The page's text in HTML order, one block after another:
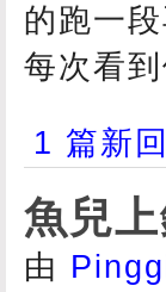
的跑一
每次看
1 篇新
魚兒
由